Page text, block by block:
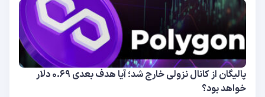
پالیگان از کانال نزولی خارج شد؛ آیا هدف بعدی ۰.۶۹ دلار
خواهد بود؟